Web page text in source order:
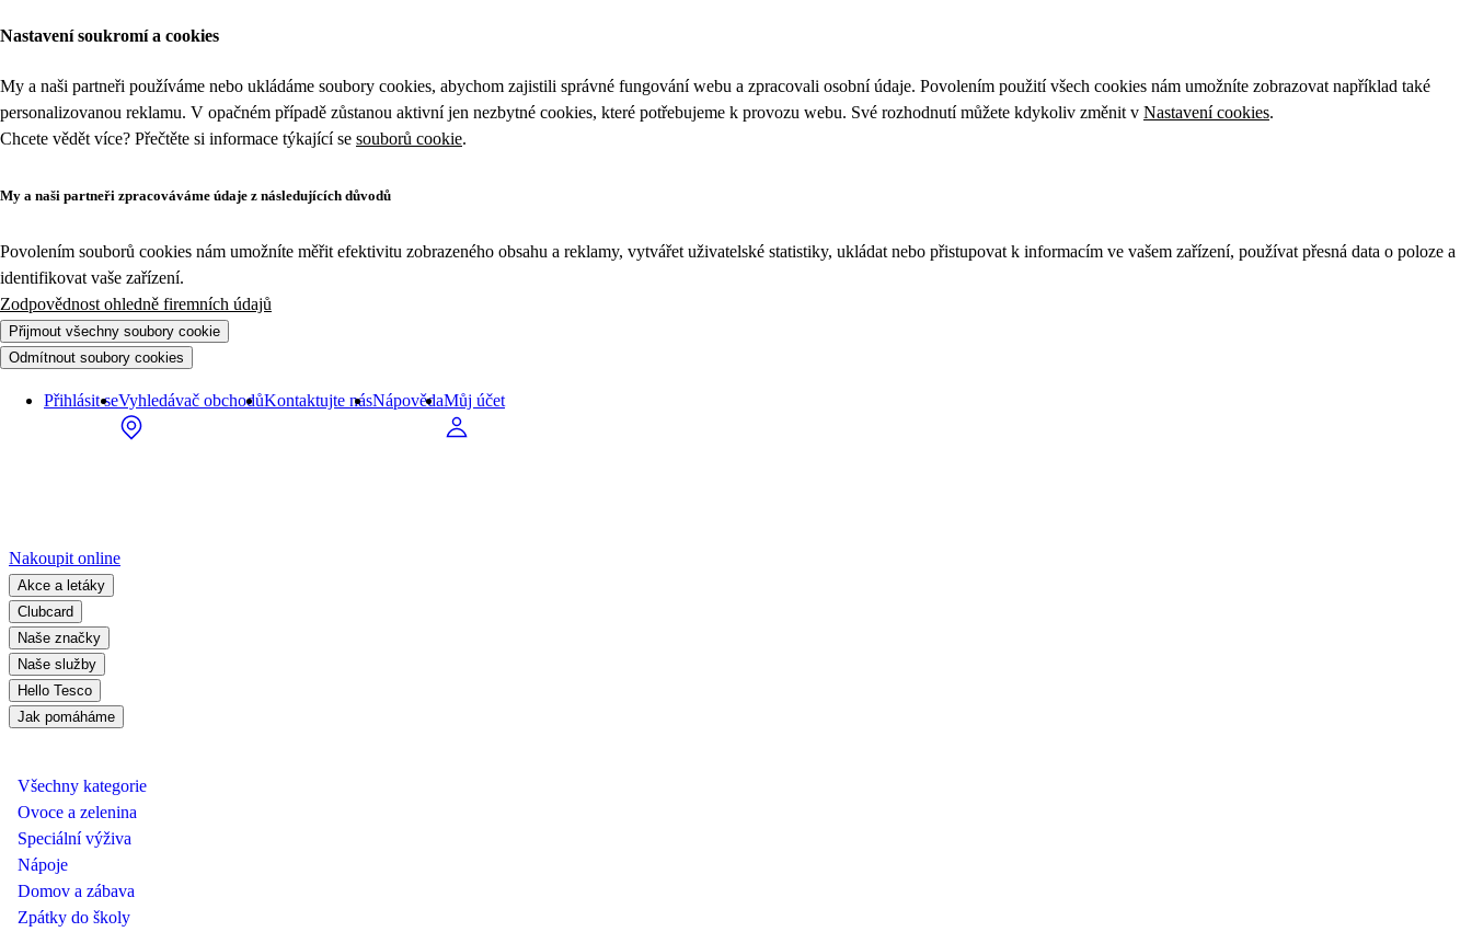
Nastavení soukromí a cookies
My a naši partneři používáme nebo ukládáme soubory cookies, abychom zajistili správné fungování webu a zpracovali osobní údaje. Povolením použití všech cookies nám umožníte zobrazovat například také
personalizovanou reklamu. V opačném případě zůstanou aktivní jen nezbytné cookies, které potřebujeme k provozu webu. Své rozhodnutí můžete kdykoliv změnit v Nastavení cookies.
Chcete vědět více? Přečtěte si informace týkající se souborů cookie.
My a naši partneři zpracováváme údaje z následujících důvodů
Povolením souborů cookies nám umožníte měřit efektivitu zobrazeného obsahu a reklamy, vytvářet uživatelské statistiky, ukládat nebo přistupovat k informacím ve vašem zařízení, používat přesná data o poloze a
identifikovat vaše zařízení.
Zodpovědnost ohledně firemních údajů
Přijmout všechny soubory cookie
Odmítnout soubory cookies
Přihlásit seVyhledávač obchodůKontaktujte násNápovědaMůj účet
Nakoupit online
Akce a letáky
Clubcard
Naše značky
Naše služby
Hello Tesco
Jak pomáháme
Všechny kategorie
Ovoce a zelenina
Speciální výživa
Nápoje
Domov a zábava
Zpátky do školy